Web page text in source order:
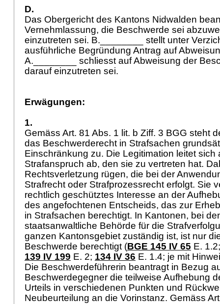
D.
Das Obergericht des Kantons Nidwalden
Vernehmlassung, die Beschwerde sei
einzutreten sei. B.________ stellt unter
ausführliche Begründung Antrag auf
A.________ schliesst auf Abweisung der
darauf einzutreten sei.
Erwägungen:
1.
Gemäss Art. 81 Abs. 1 lit. b Ziff. 3 BGG steht
das Beschwerderecht in Strafsachen
Einschränkung zu. Die Legitimation leitet sich
Strafanspruch ab, den sie zu vertreten hat.
Rechtsverletzung rügen, die bei der
Strafrecht oder Strafprozessrecht erfolgt. Sie
rechtlich geschütztes Interesse an der
des angefochtenen Entscheids, das zur
in Strafsachen berechtigt. In Kantonen, bei
staatsanwaltliche Behörde für die
ganzen Kantonsgebiet zuständig ist, ist nur
Beschwerde berechtigt (BGE 145 IV 65 E.
139 IV 199 E. 2; 134 IV 36 E. 1.4; je mit
Die Beschwerdeführerin beantragt in Bezug
Beschwerdegegner die teilweise Aufhebung
Urteils in verschiedenen Punkten und
Neubeurteilung an die Vorinstanz. Gemäss